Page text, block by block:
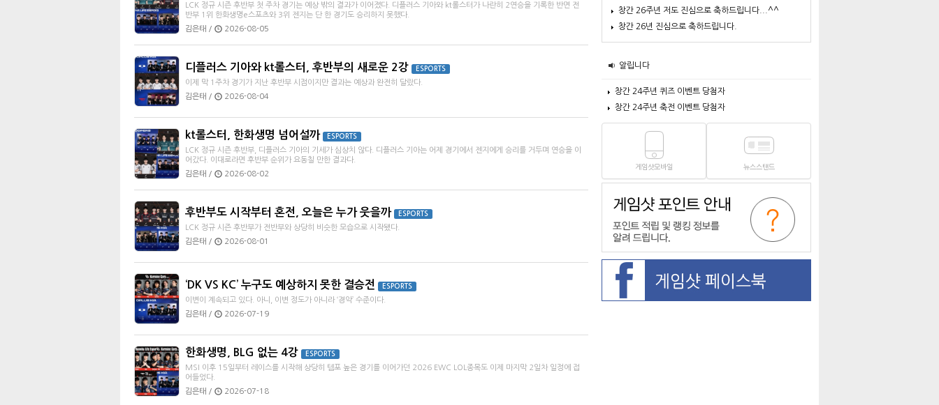
LCK 정규 시즌 후반부 첫 주차 경기는 예상 밖의 결과가 이어졌다. 디플러스 기아와 kt롤스터가 나란히 2연승을 기록한 반면 전
반부 1위 한화생명e스포츠와 3위 젠지는 단 한 경기도 승리하지 못했다.
김은태 /
2026-08-05
디플러스 기아와 kt롤스터, 후반부의 새로운 2강 ESPORTS
이제 막 1주차 경기가 지난 후반부 시점이지만 결과는 예상과 완전히 달랐다.
김은태 /
2026-08-04
kt롤스터, 한화생명 넘어설까 ESPORTS
LCK 정규 시즌 후반부, 디플러스 기아의 기세가 심상치 않다. 디플러스 기아는 어제 경기에서 젠지에게 승리를 거두며 연승을 이
어갔다. 이대로라면 후반부 순위가 요동칠 만한 결과다.
김은태 /
2026-08-02
후반부도 시작부터 혼전, 오늘은 누가 웃을까 ESPORTS
LCK 정규 시즌 후반부가 전반부와 상당히 비슷한 모습으로 시작됐다.
김은태 /
2026-08-01
‘DK VS KC’ 누구도 예상하지 못한 결승전 ESPORTS
이변이 계속되고 있다. 아니, 이변 정도가 아니라 ‘경악’ 수준이다.
김은태 /
2026-07-19
한화생명, BLG 없는 4강 ESPORTS
MSI 이후 15일부터 레이스를 시작해 상당히 템포 높은 경기를 이어가던 2026 EWC LOL종목도 이제 마지막 2일차 일정에 접
어들었다.
김은태 /
2026-07-18
창간 26주년 저도 진심으로 축하드립니다...^^
창간 26년 진심으로 축하드립니다.
알립니다
창간 24주년 퀴즈 이벤트 당첨자
창간 24주년 축전 이벤트 당첨자
게임샷모바일 뉴스스탠드